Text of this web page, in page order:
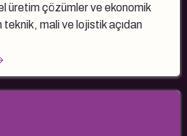
üretim çözümler ve ekonomik
mali ve lojistik açıdan